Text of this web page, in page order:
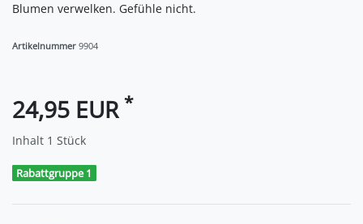
Blumen verwelken. Gefühle nicht.
Artikelnummer 9904
24,95 EUR *
Inhalt 1 Stück
Rabattgruppe 1